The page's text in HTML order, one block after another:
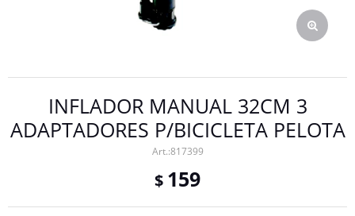
INFLADOR MANUAL 32CM 3
ADAPTADORES P/BICICLETA PELOTA
817399
$ 159